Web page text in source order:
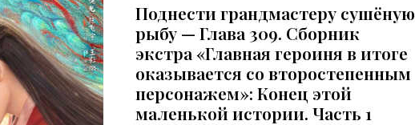
Поднести грандмастеру сушёную
рыбу — Глава 309. Сборник
экстра «Главная героиня в итоге
оказывается со второстепенным
персонажем»: Конец этой
маленькой истории. Часть 1